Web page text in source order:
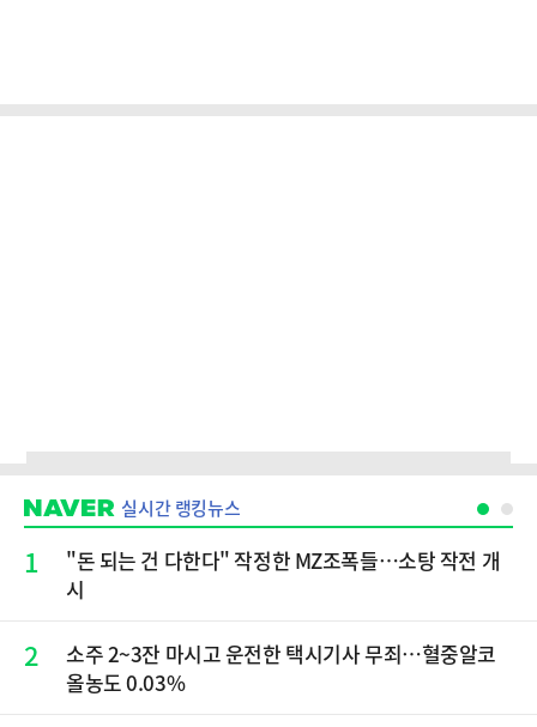
실시간 랭킹뉴스
1
"돈 되는 건 다한다" 작정한 MZ조폭들…소탕 작전 개
시
2
소주 2~3잔 마시고 운전한 택시기사 무죄…혈중알코
올농도 0.03%